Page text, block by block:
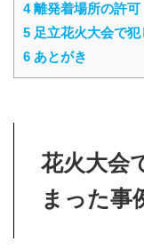
4離発着場所の許可
5 足立花火大会で
6 あとがき
花火大会
まった事